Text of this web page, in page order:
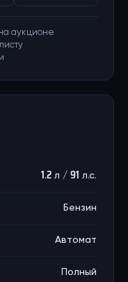
аукционе
1.2 л / 91 л.с.
Бензин
Автомат
Полный